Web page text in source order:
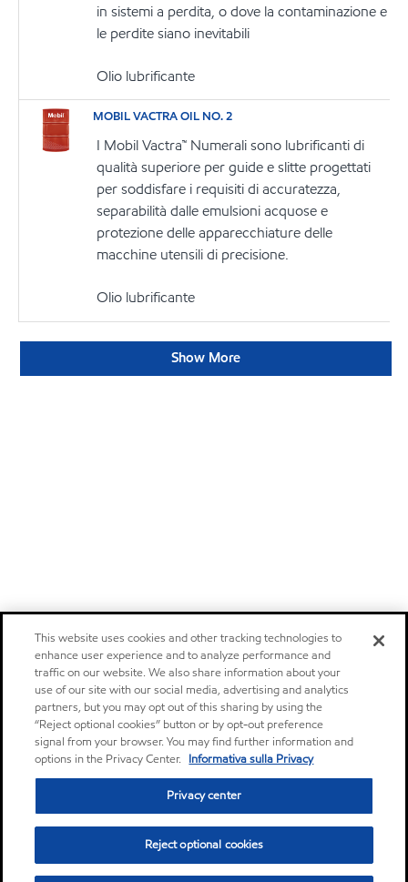
in sistemi a perdita, o dove la contaminazione e
le perdite siano inevitabili
Olio lubrificante
MOBIL VACTRA OIL NO. 2
I Mobil Vactra™ Numerali sono lubrificanti di
qualità superiore per guide e slitte progettati
per soddisfare i requisiti di accuratezza,
separabilità dalle emulsioni acquose e
protezione delle apparecchiature delle
macchine utensili di precisione.
Olio lubrificante
Show More
This website uses cookies and other tracking technologies to
enhance user experience and to analyze performance and
traffic on our website. We also share information about your
use of our site with our social media, advertising and analytics
partners, but you may opt out of this sharing by using the
“Reject optional cookies” button or by opt-out preference
signal from your browser. You may find further information and
options in the Privacy Center. Informativa sulla Privacy
Privacy center
Reject optional cookies